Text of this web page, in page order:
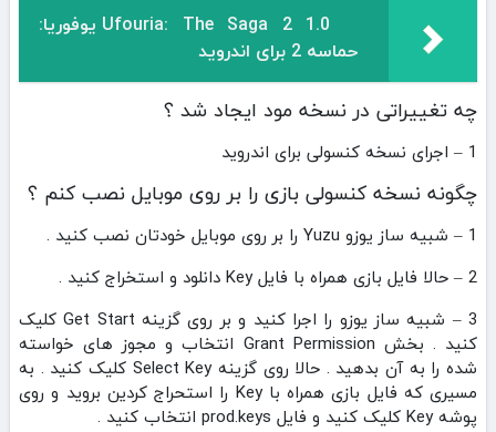
Ufouria: The Saga 2 1.0 یوفوریا:
حماسه 2 برای اندروید
چه تغییراتی در نسخه مود ایجاد شد ؟
1 – اجرای نسخه کنسولی برای اندروید
چگونه نسخه کنسولی بازی را بر روی موبایل نصب کنم ؟
1 – شبیه ساز یوزو Yuzu را بر روی موبایل خودتان نصب کنید .
2 – حالا فایل بازی همراه با فایل Key دانلود و استخراج کنید .
3 – شبیه ساز یوزو را اجرا کنید و بر روی گزینه Get Start کلیک
کنید . بخش Grant Permission انتخاب و مجوز های خواسته
شده را به آن بدهید . حالا روی گزینه Select Key کلیک کنید . به
مسیری که فایل بازی همراه با Key را استحراج کردین بروید و روی
پوشه Key کلیک کنید و فایل prod.keys انتخاب کنید .